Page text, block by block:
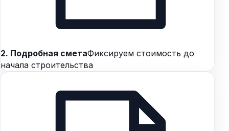
2. Подробная сметаФиксируем стоимость до
начала строительства